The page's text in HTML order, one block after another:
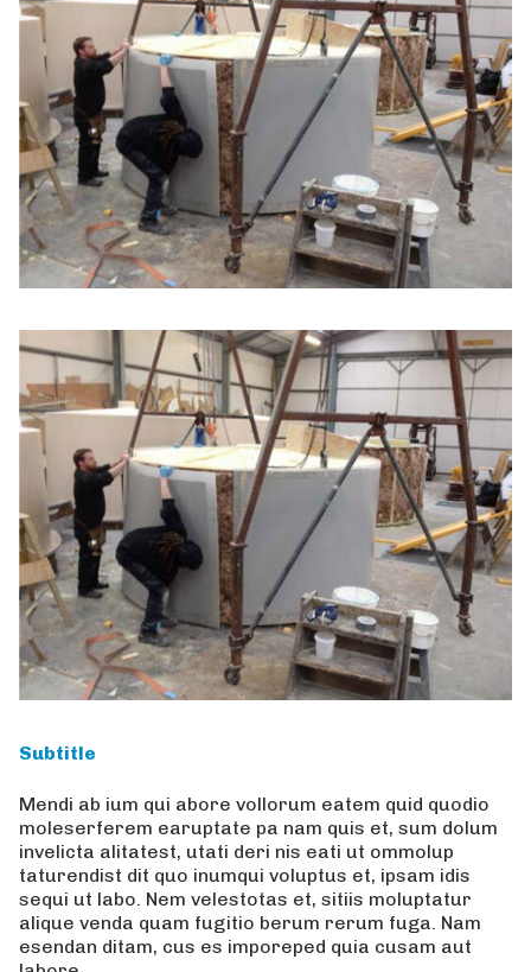
Subtitle
Mendi ab ium qui abore vollorum eatem quid quodio
moleserferem earuptate pa nam quis et, sum dolum
invelicta alitatest, utati deri nis eati ut ommolup
taturendist dit quo inumqui voluptus et, ipsam idis
sequi ut labo. Nem velestotas et, sitiis moluptatur
alique venda quam fugitio berum rerum fuga. Nam
esendan ditam, cus es imporeped quia cusam aut